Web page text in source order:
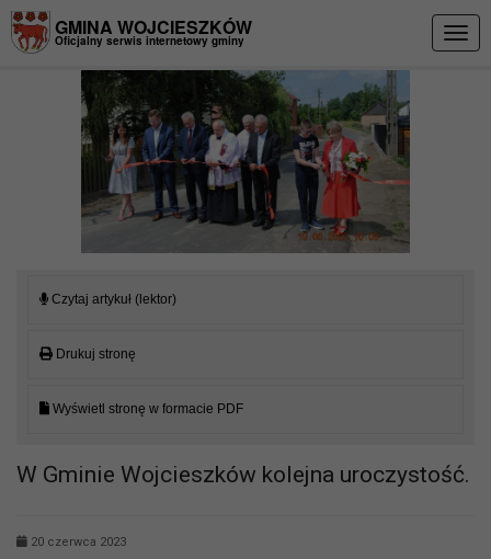
GMINA WOJCIESZKÓW
Oficjalny serwis internetowy gminy
Czytaj artykuł (lektor)
Drukuj stronę
Wyświetl stronę w formacie PDF
W Gminie Wojcieszków kolejna uroczystość.
20 czerwca 2023